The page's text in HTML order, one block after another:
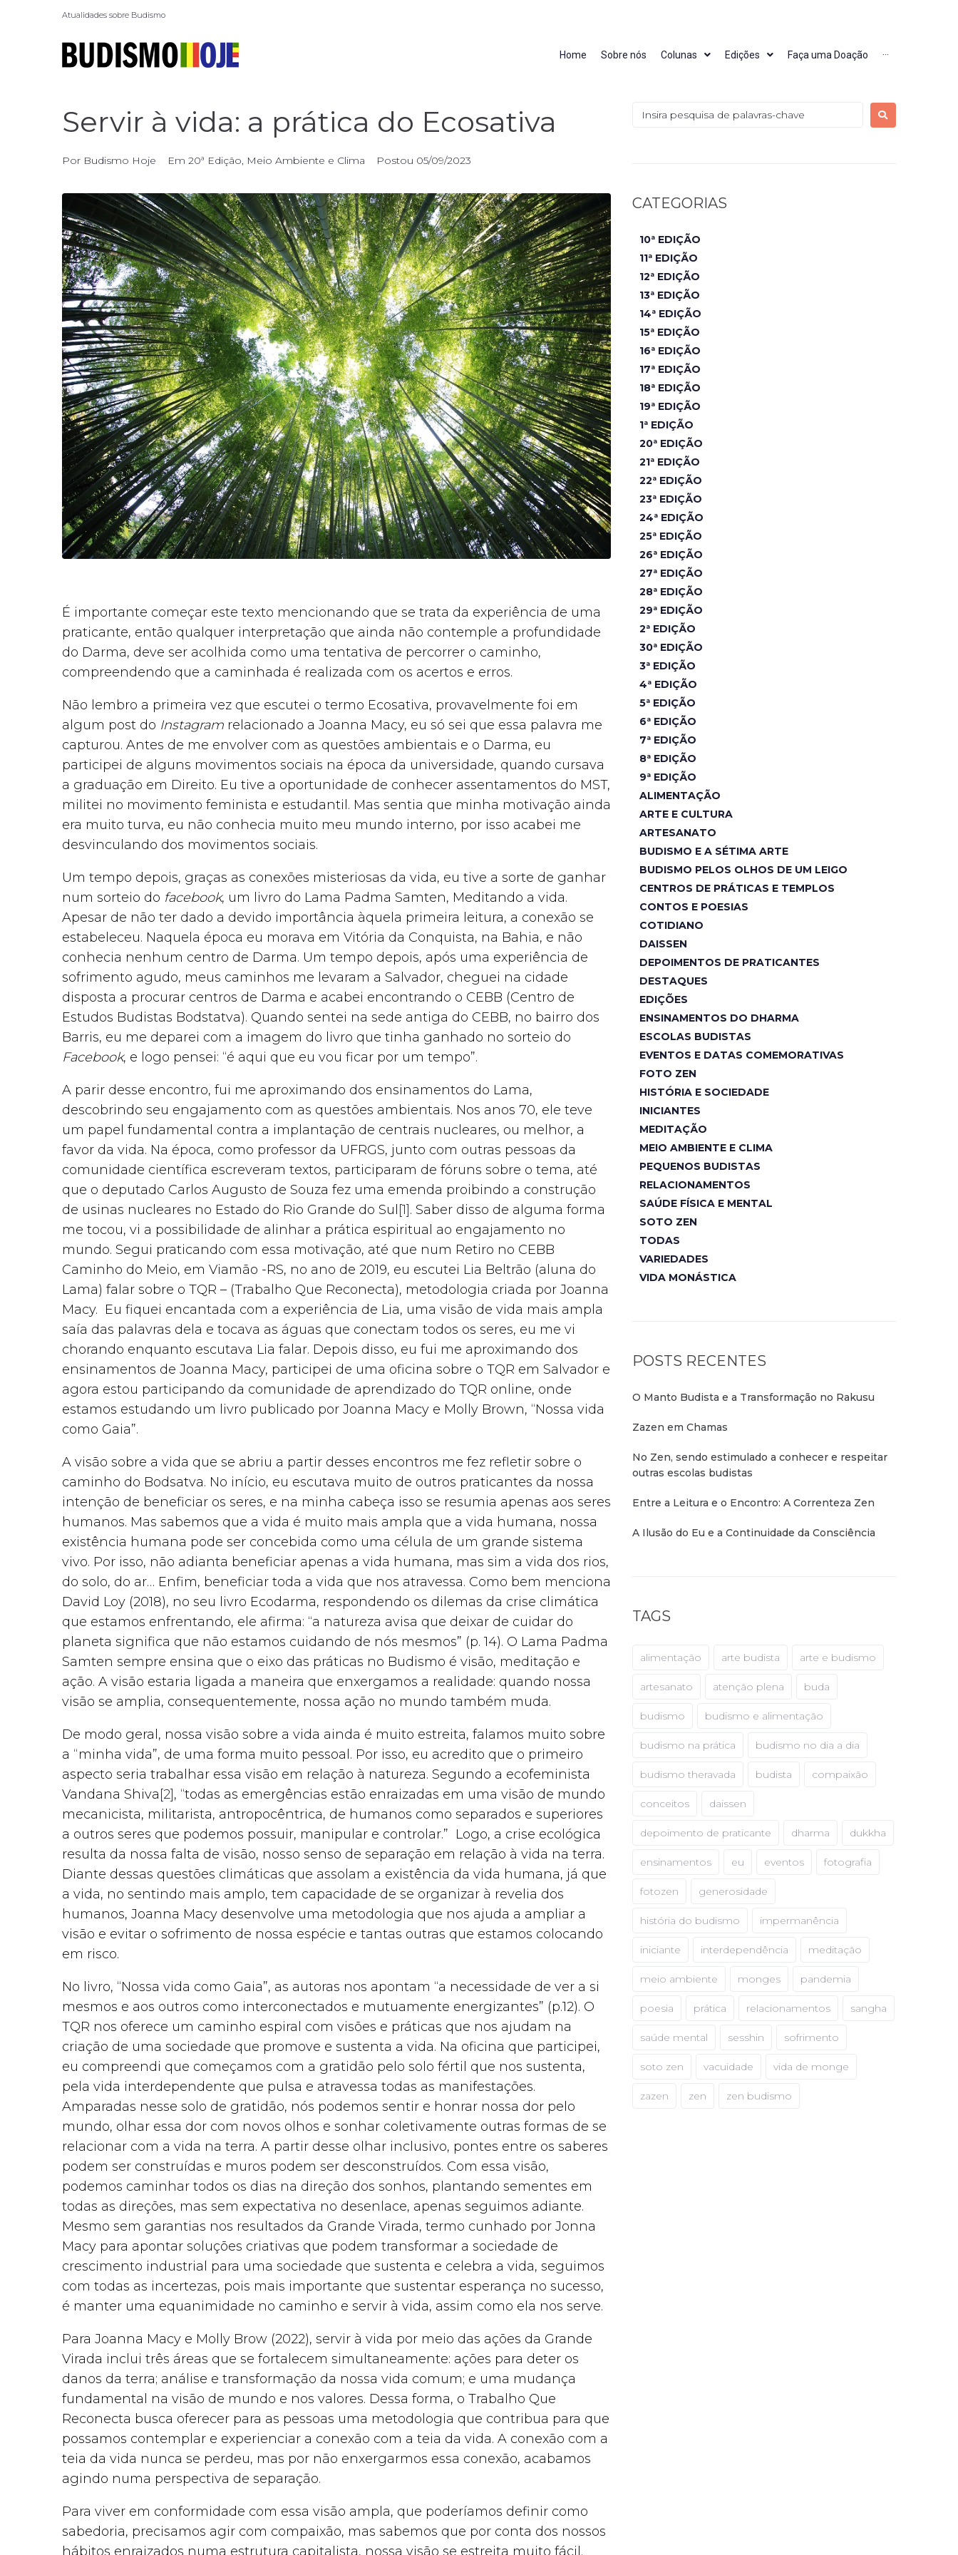
Atualidades sobre Budismo
Home Sobre nós Colunas Edições Faça uma Doação ···
Servir à vida: a prática do Ecosativa
Por Budismo Hoje Em 20ª Edição, Meio Ambiente e Clima Postou 05/09/2023
É importante começar este texto mencionando que se trata da experiência de uma
praticante, então qualquer interpretação que ainda não contemple a profundidade
do Darma, deve ser acolhida como uma tentativa de percorrer o caminho,
compreendendo que a caminhada é realizada com os acertos e erros.
Não lembro a primeira vez que escutei o termo Ecosativa, provavelmente foi em
algum post do Instagram relacionado a Joanna Macy, eu só sei que essa palavra me
capturou. Antes de me envolver com as questões ambientais e o Darma, eu
participei de alguns movimentos sociais na época da universidade, quando cursava
a graduação em Direito. Eu tive a oportunidade de conhecer assentamentos do MST,
militei no movimento feminista e estudantil. Mas sentia que minha motivação ainda
era muito turva, eu não conhecia muito meu mundo interno, por isso acabei me
desvinculando dos movimentos sociais.
Um tempo depois, graças as conexões misteriosas da vida, eu tive a sorte de ganhar
num sorteio do facebook, um livro do Lama Padma Samten, Meditando a vida.
Apesar de não ter dado a devido importância àquela primeira leitura, a conexão se
estabeleceu. Naquela época eu morava em Vitória da Conquista, na Bahia, e não
conhecia nenhum centro de Darma. Um tempo depois, após uma experiência de
sofrimento agudo, meus caminhos me levaram a Salvador, cheguei na cidade
disposta a procurar centros de Darma e acabei encontrando o CEBB (Centro de
Estudos Budistas Bodstatva). Quando sentei na sede antiga do CEBB, no bairro dos
Barris, eu me deparei com a imagem do livro que tinha ganhado no sorteio do
Facebook, e logo pensei: “é aqui que eu vou ficar por um tempo”.
A parir desse encontro, fui me aproximando dos ensinamentos do Lama,
descobrindo seu engajamento com as questões ambientais. Nos anos 70, ele teve
um papel fundamental contra a implantação de centrais nucleares, ou melhor, a
favor da vida. Na época, como professor da UFRGS, junto com outras pessoas da
comunidade científica escreveram textos, participaram de fóruns sobre o tema, até
que o deputado Carlos Augusto de Souza fez uma emenda proibindo a construção
de usinas nucleares no Estado do Rio Grande do Sul [1]. Saber disso de alguma forma
me tocou, vi a possibilidade de alinhar a prática espiritual ao engajamento no
mundo. Segui praticando com essa motivação, até que num Retiro no CEBB
Caminho do Meio, em Viamão -RS, no ano de 2019, eu escutei Lia Beltrão (aluna do
Lama) falar sobre o TQR – (Trabalho Que Reconecta), metodologia criada por Joanna
Macy. Eu fiquei encantada com a experiência de Lia, uma visão de vida mais ampla
saía das palavras dela e tocava as águas que conectam todos os seres, eu me vi
chorando enquanto escutava Lia falar. Depois disso, eu fui me aproximando dos
ensinamentos de Joanna Macy, participei de uma oficina sobre o TQR em Salvador e
agora estou participando da comunidade de aprendizado do TQR online, onde
estamos estudando um livro publicado por Joanna Macy e Molly Brown, “Nossa vida
como Gaia”.
A visão sobre a vida que se abriu a partir desses encontros me fez refletir sobre o
caminho do Bodsatva. No início, eu escutava muito de outros praticantes da nossa
intenção de beneficiar os seres, e na minha cabeça isso se resumia apenas aos seres
humanos. Mas sabemos que a vida é muito mais ampla que a vida humana, nossa
existência humana pode ser concebida como uma célula de um grande sistema
vivo. Por isso, não adianta beneficiar apenas a vida humana, mas sim a vida dos rios,
do solo, do ar… Enfim, beneficiar toda a vida que nos atravessa. Como bem menciona
David Loy (2018), no seu livro Ecodarma, respondendo os dilemas da crise climática
que estamos enfrentando, ele afirma: “a natureza avisa que deixar de cuidar do
planeta significa que não estamos cuidando de nós mesmos” (p. 14). O Lama Padma
Samten sempre ensina que o eixo das práticas no Budismo é visão, meditação e
ação. A visão estaria ligada a maneira que enxergamos a realidade: quando nossa
visão se amplia, consequentemente, nossa ação no mundo também muda.
De modo geral, nossa visão sobre a vida ainda é muito estreita, falamos muito sobre
a “minha vida”, de uma forma muito pessoal. Por isso, eu acredito que o primeiro
aspecto seria trabalhar essa visão em relação à natureza. Segundo a ecofeminista
Vandana Shiva [2], “todas as emergências estão enraizadas em uma visão de mundo
mecanicista, militarista, antropocêntrica, de humanos como separados e superiores
a outros seres que podemos possuir, manipular e controlar.” Logo, a crise ecológica
resulta da nossa falta de visão, nosso senso de separação em relação à vida na terra.
Diante dessas questões climáticas que assolam a existência da vida humana, já que
a vida, no sentindo mais amplo, tem capacidade de se organizar à revelia dos
humanos, Joanna Macy desenvolve uma metodologia que nos ajuda a ampliar a
visão e evitar o sofrimento de nossa espécie e tantas outras que estamos colocando
em risco.
No livro, “Nossa vida como Gaia”, as autoras nos apontam “a necessidade de ver a si
mesmos e aos outros como interconectados e mutuamente energizantes” (p.12). O
TQR nos oferece um caminho espiral com visões e práticas que nos ajudam na
criação de uma sociedade que promove e sustenta a vida. Na oficina que participei,
eu compreendi que começamos com a gratidão pelo solo fértil que nos sustenta,
pela vida interdependente que pulsa e atravessa todas as manifestações.
Amparadas nesse solo de gratidão, nós podemos sentir e honrar nossa dor pelo
mundo, olhar essa dor com novos olhos e sonhar coletivamente outras formas de se
relacionar com a vida na terra. A partir desse olhar inclusivo, pontes entre os saberes
podem ser construídas e muros podem ser desconstruídos. Com essa visão,
podemos caminhar todos os dias na direção dos sonhos, plantando sementes em
todas as direções, mas sem expectativa no desenlace, apenas seguimos adiante.
Mesmo sem garantias nos resultados da Grande Virada, termo cunhado por Jonna
Macy para apontar soluções criativas que podem transformar a sociedade de
crescimento industrial para uma sociedade que sustenta e celebra a vida, seguimos
com todas as incertezas, pois mais importante que sustentar esperança no sucesso,
é manter uma equanimidade no caminho e servir à vida, assim como ela nos serve.
Para Joanna Macy e Molly Brow (2022), servir à vida por meio das ações da Grande
Virada inclui três áreas que se fortalecem simultaneamente: ações para deter os
danos da terra; análise e transformação da nossa vida comum; e uma mudança
fundamental na visão de mundo e nos valores. Dessa forma, o Trabalho Que
Reconecta busca oferecer para as pessoas uma metodologia que contribua para que
possamos contemplar e experienciar a conexão com a teia da vida. A conexão com a
teia da vida nunca se perdeu, mas por não enxergarmos essa conexão, acabamos
agindo numa perspectiva de separação.
Para viver em conformidade com essa visão ampla, que poderíamos definir como
sabedoria, precisamos agir com compaixão, mas sabemos que por conta dos nossos
hábitos enraizados numa estrutura capitalista, nossa visão se estreita muito fácil.
CATEGORIAS
10ª EDIÇÃO
11ª EDIÇÃO
12ª EDIÇÃO
13ª EDIÇÃO
14ª EDIÇÃO
15ª EDIÇÃO
16ª EDIÇÃO
17ª EDIÇÃO
18ª EDIÇÃO
19ª EDIÇÃO
1ª EDIÇÃO
20ª EDIÇÃO
21ª EDIÇÃO
22ª EDIÇÃO
23ª EDIÇÃO
24ª EDIÇÃO
25ª EDIÇÃO
26ª EDIÇÃO
27ª EDIÇÃO
28ª EDIÇÃO
29ª EDIÇÃO
2ª EDIÇÃO
30ª EDIÇÃO
3ª EDIÇÃO
4ª EDIÇÃO
5ª EDIÇÃO
6ª EDIÇÃO
7ª EDIÇÃO
8ª EDIÇÃO
9ª EDIÇÃO
ALIMENTAÇÃO
ARTE E CULTURA
ARTESANATO
BUDISMO E A SÉTIMA ARTE
BUDISMO PELOS OLHOS DE UM LEIGO
CENTROS DE PRÁTICAS E TEMPLOS
CONTOS E POESIAS
COTIDIANO
DAISSEN
DEPOIMENTOS DE PRATICANTES
DESTAQUES
EDIÇÕES
ENSINAMENTOS DO DHARMA
ESCOLAS BUDISTAS
EVENTOS E DATAS COMEMORATIVAS
FOTO ZEN
HISTÓRIA E SOCIEDADE
INICIANTES
MEDITAÇÃO
MEIO AMBIENTE E CLIMA
PEQUENOS BUDISTAS
RELACIONAMENTOS
SAÚDE FÍSICA E MENTAL
SOTO ZEN
TODAS
VARIEDADES
VIDA MONÁSTICA
POSTS RECENTES
O Manto Budista e a Transformação no Rakusu
Zazen em Chamas
No Zen, sendo estimulado a conhecer e respeitar
outras escolas budistas
Entre a Leitura e o Encontro: A Correnteza Zen
A Ilusão do Eu e a Continuidade da Consciência
TAGS
alimentação arte budista arte e budismo
artesanato atenção plena buda
budismo budismo e alimentação
budismo na prática budismo no dia a dia
budismo theravada budista compaixão
conceitos daissen
depoimento de praticante dharma dukkha
ensinamentos eu eventos fotografia
fotozen generosidade
história do budismo impermanência
iniciante interdependência meditação
meio ambiente monges pandemia
poesia prática relacionamentos sangha
saúde mental sesshin sofrimento
soto zen vacuidade vida de monge
zazen zen zen budismo